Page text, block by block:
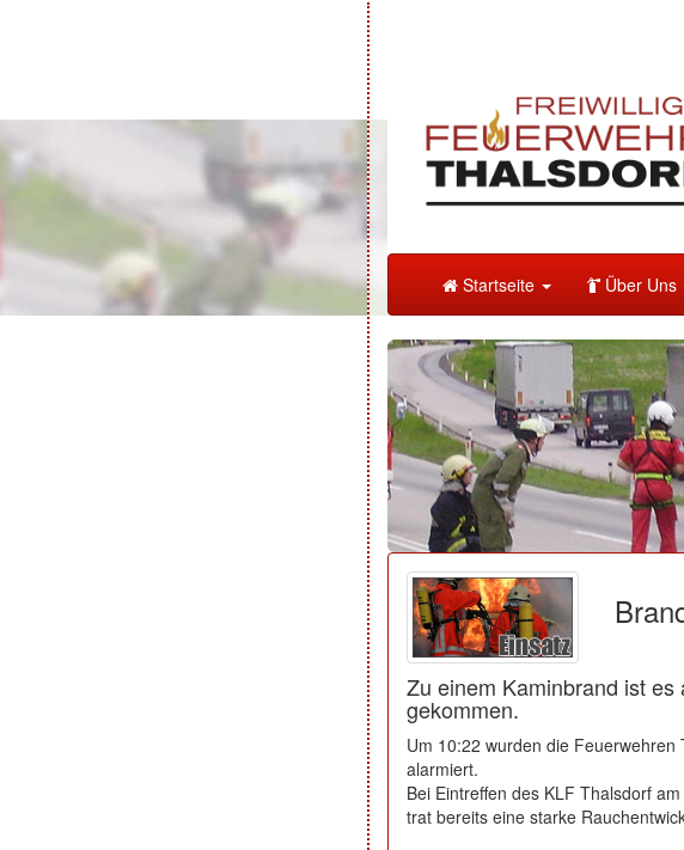
Startseite Über Uns
Zu einem Kaminbrand ist
gekommen.
Um 10:22 wurden die
alarmiert.
Bei Eintreffen des KLF Thalsdorf
trat bereits eine starke